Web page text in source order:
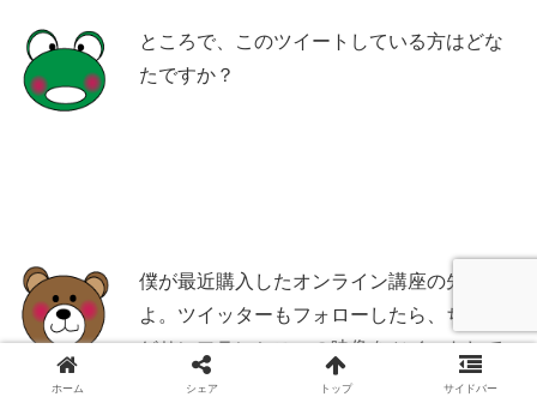
ところで、このツイートしている方はどな
たですか？
僕が最近購入したオンライン講座の先生だ
よ。ツイッターもフォローしたら、ちょう
どサンフランシスコの映像をツイートして
いたので。
ホーム シェア トップ サイドバー